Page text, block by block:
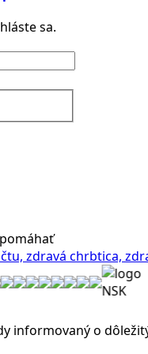
sa.
informovaný o